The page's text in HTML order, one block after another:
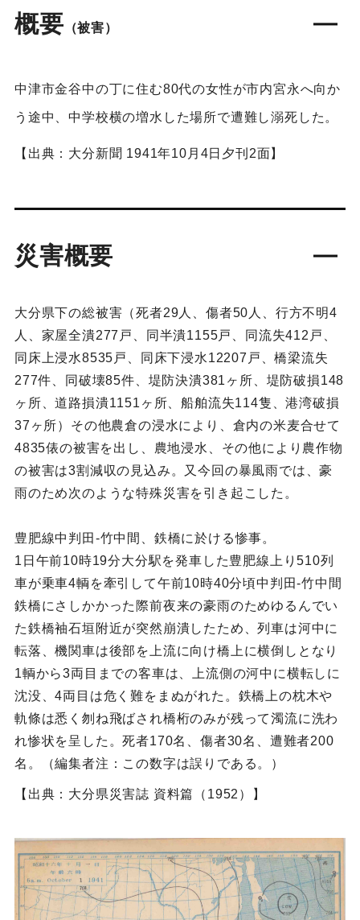
概要 （被害）
中津市金谷中の丁に住む80代の女性が市内宮永へ向か
う途中、中学校横の増水した場所で遭難し溺死した。
【出典：大分新聞 1941年10月4日夕刊2面】
災害概要
大分県下の総被害（死者29人、傷者50人、行方不明4
人、家屋全潰277戸、同半潰1155戸、同流失412戸、
同床上浸水8535戸、同床下浸水12207戸、橋梁流失
277件、同破壊85件、堤防決潰381ヶ所、堤防破損148
ヶ所、道路損潰1151ヶ所、船舶流失114隻、港湾破損
37ヶ所）その他農倉の浸水により、倉内の米麦合せて
4835俵の被害を出し、農地浸水、その他により農作物
の被害は3割減収の見込み。又今回の暴風雨では、豪
雨のため次のような特殊災害を引き起こした。
豊肥線中判田‐竹中間、鉄橋に於ける惨事。
1日午前10時19分大分駅を発車した豊肥線上り510列
車が乗車4輌を牽引して午前10時40分頃中判田‐竹中間
鉄橋にさしかかった際前夜来の豪雨のためゆるんでい
た鉄橋袖石垣附近が突然崩潰したため、列車は河中に
転落、機関車は後部を上流に向け橋上に横倒しとなり
1輌から3両目までの客車は、上流側の河中に横転しに
沈没、4両目は危く難をまぬがれた。鉄橋上の枕木や
軌條は悉く刎ね飛ばされ橋桁のみが残って濁流に洗わ
れ惨状を呈した。死者170名、傷者30名、遭難者200
名。（編集者注：この数字は誤りである。）
【出典：大分県災害誌 資料篇（1952）】